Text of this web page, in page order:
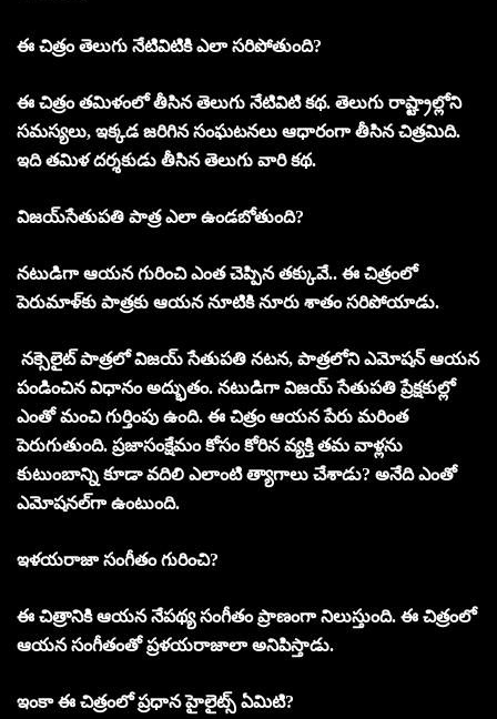
ఈ చిత్రం తెలుగు నేటివిటికి ఎలా సరిపోతుంది?
ఈ చిత్రం తమిళంలో తీసిన తెలుగు నేటివిటి కథ. తెలుగు రాష్ట్రాల్లోని
సమస్యలు, ఇక్కడ జరిగిన సంఘటనలు ఆధారంగా తీసిన చిత్రమిది.
ఇది తమిళ దర్శకుడు తీసిన తెలుగు వారి కథ.
విజయ్‌సేతుపతి పాత్ర ఎలా ఉండబోతుంది?
నటుడిగా ఆయన గురించి ఎంత చెప్పిన తక్కువే.. ఈ చిత్రంలో
పెరుమాళ్‌కు పాత్రకు ఆయన నూటికి నూరు శాతం సరిపోయాడు.
నక్సెలైట్‌ పాత్రలో విజయ్‌ సేతుపతి నటన, పాత్రలోని ఎమోషన్‌ ఆయన
పండించిన విధానం అద్భుతం. నటుడిగా విజయ్‌ సేతుపతి ప్రేక్షకుల్లో
ఎంతో మంచి గుర్తింపు ఉంది. ఈ చిత్రం ఆయన పేరు మరింత
పెరుగుతుంది. ప్రజాసంక్షేమం కోసం కోరిన వ్యక్తి తమ వాళ్లను
కుటుంబాన్ని కూడా వదిలి ఎలాంటి త్యాగాలు చేశాడు? అనేది ఎంతో
ఎమోషనల్‌గా ఉంటుంది.
ఇళయరాజా సంగీతం గురించి?
ఈ చిత్రానికి ఆయన నేపథ్య సంగీతం ప్రాణంగా నిలుస్తుంది. ఈ చిత్రంలో
ఆయన సంగీతంతో ప్రళయరాజాలా అనిపిస్తాడు.
ఇంకా ఈ చిత్రంలో ప్రధాన హైలైట్స్‌ ఏమిటి?